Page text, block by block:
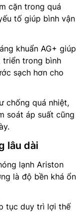
cặn trong quá
tố giúp bình vận
khuẩn AG+ giúp
triển trong bình
sạch hơn cho
chống quá nhiệt,
soát áp suất cũng
lâu dài
lạnh Ariston
là độ bền khá ổn
tục duy trì lợi thế